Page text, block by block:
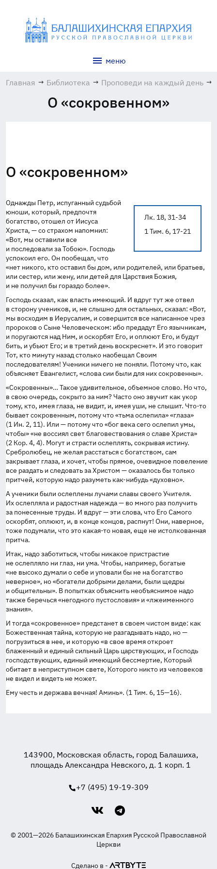
меню
Главная → Библиотека → Проповеди на каждый день →
О «сокровенном»
О «сокровенном»
Лк. 18, 31-34
1 Тим. 6, 17-21
Однажды Петр, испуганный судьбой
юноши, который, предпочтя
богатство, отошел от Иисуса
Христа, — со страхом напомнил:
«Вот, мы оставили все
и последовали за Тобою». Господь
успокоил его. Он пообещал, что
«нет никого, кто оставил бы дом, или родителей, или братьев,
или сестер, или жену, или детей для Царствия Божия,
и не получил бы гораздо более».
Господь сказал, как власть имеющий. И вдруг тут же отвел
в сторону учеников, и, не слышно для остальных, сказал: «Вот,
мы восходим в Иерусалим, и совершится все написанное чрез
пророков о Сыне Человеческом: ибо предадут Его язычникам,
и поругаются над Ним, и оскорбят Его, и оплюют Его, и будут
бить, и убьют Его; и в третий день воскреснет». И это говорит
Тот, кто минуту назад столько наобещал Своим
последователям! Ученики ничего не поняли. Потому что, как
объясняет Евангелист, «слова сии были для них сокровенны».
«Сокровенны»… Такое удивительное, объемное слово. Но что,
в свою очередь, сокрыто за ним? Часто оно звучит как укор
тому, кто, имея глаза, не видит, и, имея уши, не слышит. Что-то
бывает сокровенным, потому что «тьма ослепила» «глаза»
(1 Ин. 2, 11). Или — потому что «бог века сего ослепил умы,
чтобы» «не воссиял свет благовествования о славе Христа»
(2 Кор. 4, 4). Могут и страсти ослеплять, сокрывая истину.
Сребролюбец, не желая расстаться с богатством, сам
закрывает глаза, и хочет, чтобы прямое, очевидное повеление
все раздать и следовать за Христом — оказалось бы только
притчей, которую надо разуметь как-нибудь «духовно».
А ученики были ослеплены лучами славы своего Учителя.
Их ослепляла и радостная надежда — во много раз получить
за понесенные труды. И вдруг — эти слова, что Его Самого
оскорбят, оплюют, и, в конце концов, распнут! Они, наверное,
тоже подумали, что это какая-то новая, еще не истолкованная
притча.
Итак, надо заботиться, чтобы никакое пристрастие
не ослепляло ни глаз, ни ума. Чтобы, например, богатые
«не высоко думали о себе и уповали бы не на богатство
неверное», но «богатели добрыми делами, были щедры
и общительны». В попытках объяснить необъяснимое надо
также беречься «негодного пустословия» и «лжеименного
знания».
И тогда «сокровенное» предстанет в своем чистом виде: как
Божественная тайна, которую не разгадывать надо, но —
погрузиться в нее, и которую «в свое время откроет
блаженный и единый сильный Царь царствующих, и Господь
господствующих, единый имеющий бессмертие, Который
обитает в неприступном свете, Которого никто из человеков
не видел и видеть не может.
Ему честь и держава вечная! Аминь». (1 Тим. 6, 15—16).
143900, Московская область, город Балашиха,
площадь Александра Невского, д. 1 корп. 1
+7 (495) 19-19-309
© 2001—2026 Балашихинская Епархия Русской Православной
Церкви
Сделано в -